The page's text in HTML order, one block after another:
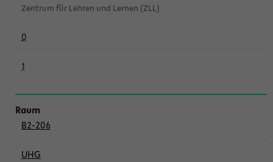
Zentrum für Lehren und Lernen (ZLL)
0
1
B2-206
UHG